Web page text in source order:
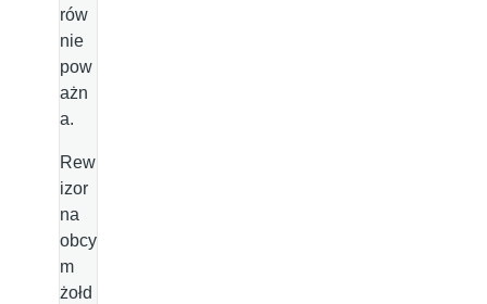
rów
nie
pow
ażn
a.
Rew
izor
na
obcy
m
żołd